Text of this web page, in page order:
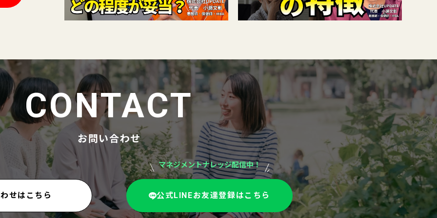
CONTACT
お問い合わせ
せはこちら
マネジメントナレッジ配信中！
公式LINEお友達登録はこちら